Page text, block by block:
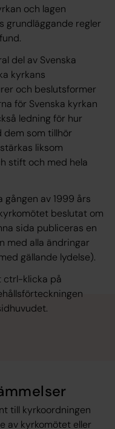
och lagen
grundläggande regler
del av Svenska
kyrkans
och beslutsformer
för Svenska kyrkan
ledning för hur
dem som tillhör
liksom
stift och med hela
av 1999 års
beslutat om
sida publiceras en
med alla ändringar
gällande lydelse).
ctrl-klicka på
till kyrkoordningen
av kyrkomötet eller